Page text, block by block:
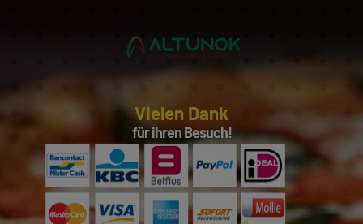
Vielen Dank
für ihren Besuch!
Ihr Team vom Altunok Restaurant